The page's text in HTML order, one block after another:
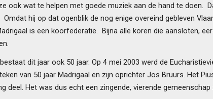
ook wat te helpen met goede muziek aan de hand te doen.
hij op dat ogenblik de nog enige overeind gebleven
is een koorfederatie. Bijna alle koren die aansloten,
dit jaar ook 50 jaar. Op 4 mei 2003 werd de
van 50 jaar Madrigaal en zijn oprichter Jos Bruurs. Het
deel. Het was dus echt een zingende, vierende gemeenschap